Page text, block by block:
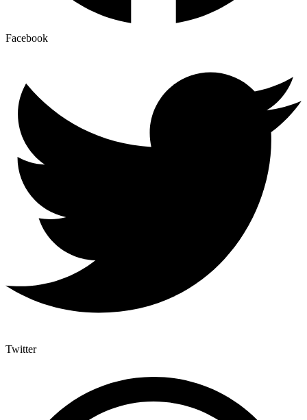
Facebook
Twitter